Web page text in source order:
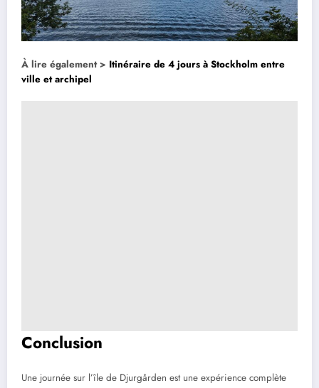
À lire également > Itinéraire de 4 jours à Stockholm entre
ville et archipel
Conclusion
Une journée sur l’île de Djurgården est une expérience complète